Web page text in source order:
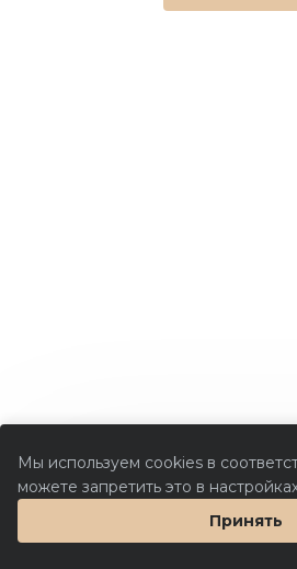
Мы используем cookies в
можете запретить это в
Принять